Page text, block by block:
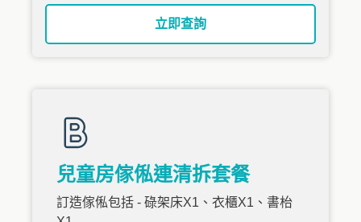
立即查詢
兒童房傢俬連清拆套餐
訂造傢俬包括 - 碌架床X1、衣櫃X1、書枱